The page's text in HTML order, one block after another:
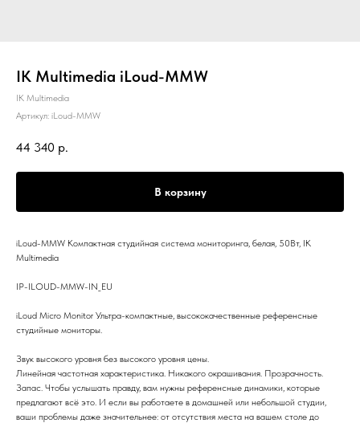
IK Multimedia iLoud-MMW
IK Multimedia
Артикул: iLoud-MMW
44 340 р.
В корзину
iLoud-MMW Компактная студийная система мониторинга, белая, 50Вт, IK
Multimedia
IP-ILOUD-MMW-IN_EU
iLoud Micro Monitor Ультра-компактные, высококачественные референсные
студийные мониторы.
Звук высокого уровня без высокого уровня цены.
Линейная частотная характеристика. Никакого окрашивания. Прозрачность.
Запас. Чтобы услышать правду, вам нужны референсные динамики, которые
предлагают всё это. И если вы работаете в домашней или небольшой студии,
ваши проблемы даже значительнее: от отсутствия места на вашем столе до